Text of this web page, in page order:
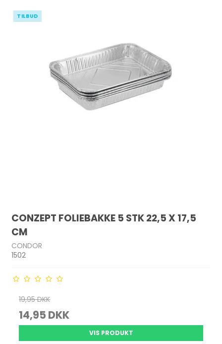
TILBUD
CONZEPT FOLIEBAKKE 5 STK 22,5 X 17,5
CM
CONDOR
1502
19,95 DKK
14,95 DKK
VIS PRODUKT